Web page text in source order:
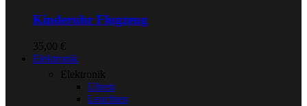
Kinderuhr Flugzeug
35,00 €
Elektronik
Elektronik
Uhren
Leuchten